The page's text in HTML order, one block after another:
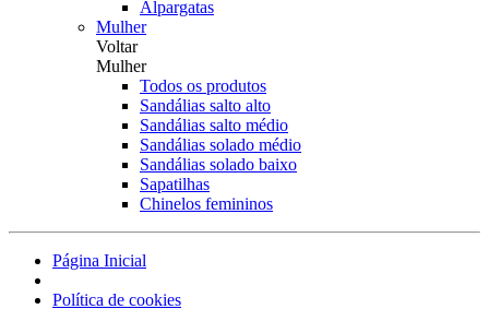
Alpargatas
Mulher
Voltar
Mulher
Todos os produtos
Sandálias salto alto
Sandálias salto médio
Sandálias solado médio
Sandálias solado baixo
Sapatilhas
Chinelos femininos
Página Inicial
Política de cookies